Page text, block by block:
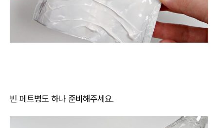
빈 페트병도 하나 준비해주세요.